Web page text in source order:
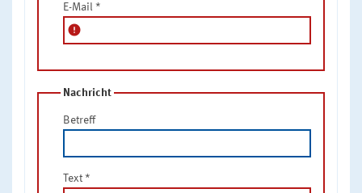
E-Mail *
error
Nachricht
Betreff
Text *